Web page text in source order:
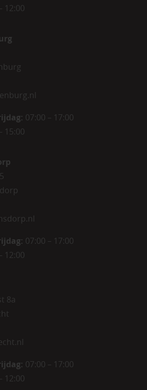
12:00
07:00 – 17:00
15:00
: 07:00 – 17:00
12:00
8a
07:00 – 17:00
12:00